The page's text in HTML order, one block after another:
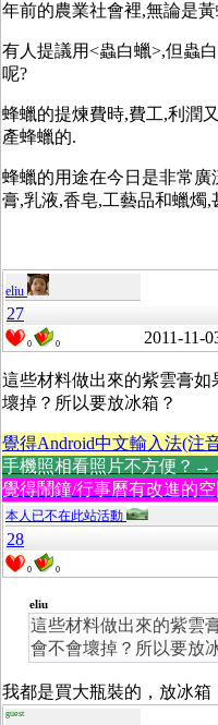
年前的農業社會裡,無論是
有人提議用<蟲白蠟>,但蟲
呢?
蜂蠟的提煉費時,費工,利潤
產蜂蠟的.
蜂蠟的用途在今日是非常
膏,乳液,香皂,工藝品和蠟燭
eliu
27
0 0 2011-11-
這些材料做出來的紫雲膏
壞掉？所以要放冰箱？
覺得Android中文輸入法(注
手機照相看照片不方便？→
覺得鬧鐘/行事曆有改進的
本人已不在此站活動
28
0 0
eliu
這些材料做出來的紫雲
會不會壞掉？所以要放
我都是買大瓶裝的，放冰箱
guest